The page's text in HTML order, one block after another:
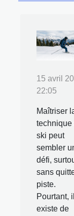
15 avril
22:05
Maîtriser
technique
ski peut
sembler
défi,
sans
piste.
Pourtant, il
existe de